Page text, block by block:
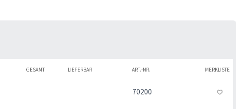
GESAMT LIEFERBAR ART.-NR.
70200
MERKLISTE